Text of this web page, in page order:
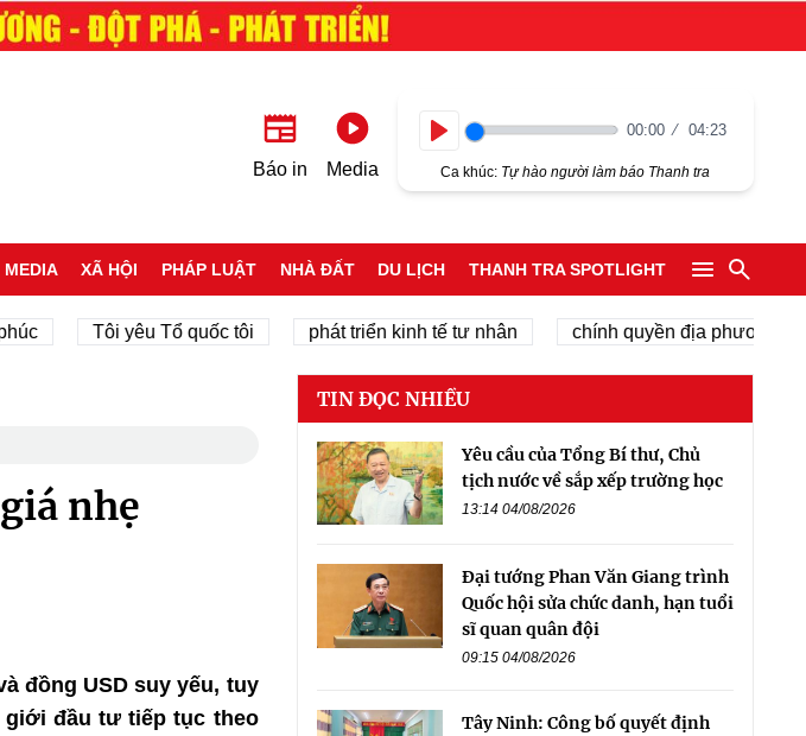
Báo in Media
00:00 04:23
Ca khúc: Tự hào người làm báo Thanh tra
MEDIA XÃ HỘI PHÁP LUẬT NHÀ ĐẤT DU LỊCH THANH TRA SPOTLIGHT
Tôi yêu Tổ quốc tôi phát triển kinh tế tư nhân chính quyền địa phương 2 cấp
nhẹ
đồng USD suy yếu, tuy
đầu tư tiếp tục theo
TIN ĐỌC NHIỀU
Yêu cầu của Tổng Bí thư, Chủ
tịch nước về sắp xếp trường học
13:14 04/08/2026
Đại tướng Phan Văn Giang trình
Quốc hội sửa chức danh, hạn tuổi
sĩ quan quân đội
09:15 04/08/2026
Tây Ninh: Công bố quyết định